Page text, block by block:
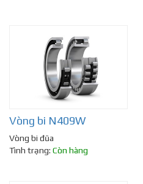
Vòng bi N409W
Vòng bi đũa
Tình trạng: Còn hàng